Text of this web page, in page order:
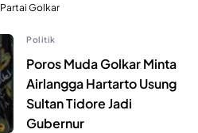
Partai Golkar
Politik
Poros Muda Golkar Minta
Airlangga Hartarto Usung
Sultan Tidore Jadi
Gubernur